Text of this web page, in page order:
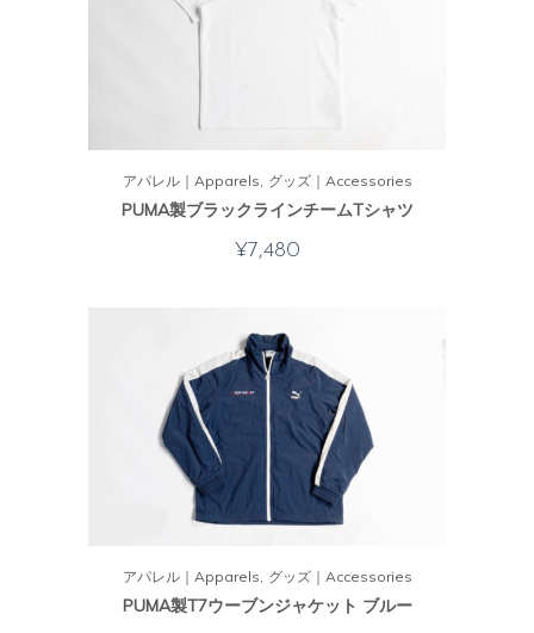
アパレル｜Apparels グッズ｜Accessories
PUMA製ブラックラインチームTシャツ
¥7,480
アパレル｜Apparels グッズ｜Accessories
PUMA製T7ウーブンジャケット ブルー